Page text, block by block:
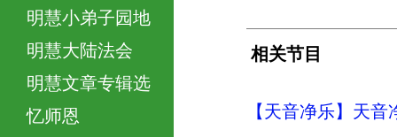
明慧小弟子园地
明慧大陆法会
明慧文章专辑选
忆师恩
相关节目
【天音净乐】天